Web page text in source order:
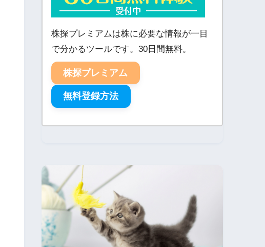
株探プレミアムは株に必要な情報が一目
で分かるツールです。30日間無料。
株探プレミアム
無料登録方法